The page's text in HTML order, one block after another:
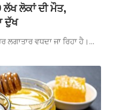
ਲੱਖ ਲੋਕਾਂ ਦੀ ਮੌਤ,
ਦੁੱਖ
ਲਗਾਤਾਰ ਵਧਦਾ ਜਾ ਰਿਹਾ ਹੈ।…